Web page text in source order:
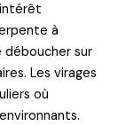
à
sur
Les virages
où